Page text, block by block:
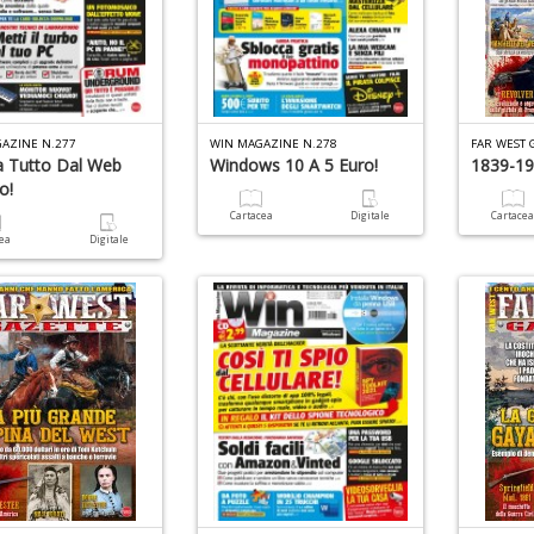
N.277
Tutto Dal Web
Digitale
WIN MAGAZINE N.278
Windows 10 A 5 Euro!
Cartacea Digitale
FAR WEST
1839-
Cartacea